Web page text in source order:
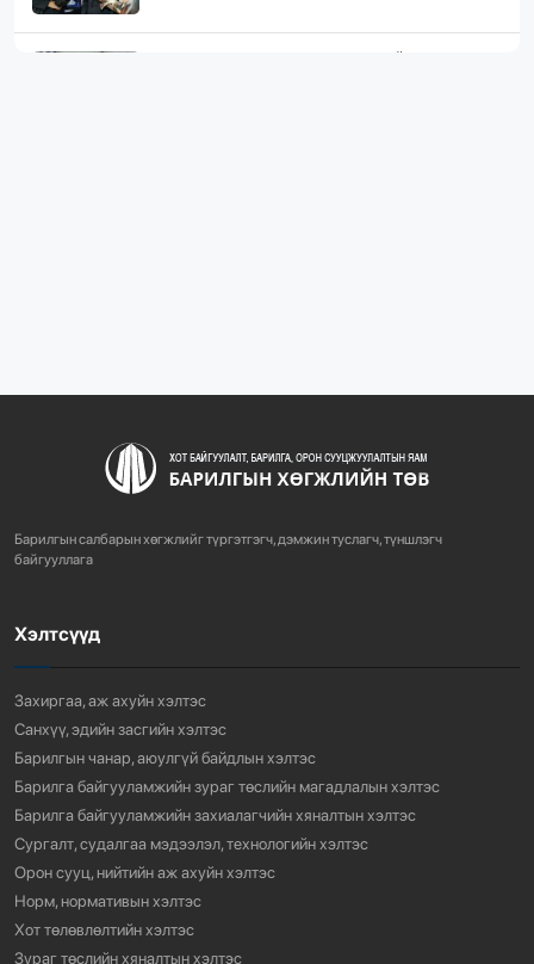
ХОТ БАЙГУУЛАЛТЫН ТУХАЙ ХУУЛИЙН
3 сарын өмнө
Барилгын салбарын хөгжлийг түргэтгэгч, дэмжин туслагч, түншлэгч
байгууллага
Хэлтсүүд
Захиргаа, аж ахуйн хэлтэс
Санхүү, эдийн засгийн хэлтэс
Барилгын чанар, аюулгүй байдлын хэлтэс
Барилга байгууламжийн зураг төслийн магадлалын хэлтэс
Барилга байгууламжийн захиалагчийн хяналтын хэлтэс
Сургалт, судалгаа мэдээлэл, технологийн хэлтэс
Орон сууц, нийтийн аж ахуйн хэлтэс
Норм, нормативын хэлтэс
Хот төлөвлөлтийн хэлтэс
Зураг төслийн хяналтын хэлтэс